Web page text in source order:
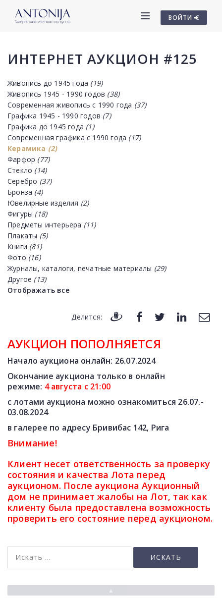
ВОЙТИ
ИНТЕРНЕТ АУКЦИОН #125
Живопись до 1945 года (19)
Живопись 1945 - 1990 годов (38)
Современная живопись с 1990 года (37)
Графика 1945 - 1990 годов (7)
Графика до 1945 года (1)
Современная графика с 1990 года (17)
Керамика (2)
Фарфор (77)
Стекло (14)
Серебро (37)
Бронза (4)
Ювелирные изделия (2)
Фигуры (18)
Предметы интерьера (11)
Плакаты (5)
Книги (81)
Фото (16)
Журналы, каталоги, печатные материалы (29)
Другое (13)
Отображать все
Делится:
АУКЦИОН ПОПОЛНЯЕТСЯ
Начало аукциона онлайн: 26.07.2024
Окончание аукциона только в онлайн
режиме: 4 августа с21:00
с лотами аукциона можно ознакомиться 26.07.-
03.08.2024
в галерее по адресу Бривибас 142, Рига
Внимание!
Клиент несет ответственность за проверку
состояния и качества Лота перед
аукционом. После аукциона Аукционный
дом не принимает жалобы на Лот, так как
клиенту была предоставлена ​​возможность
проверить его состояние перед аукционом.